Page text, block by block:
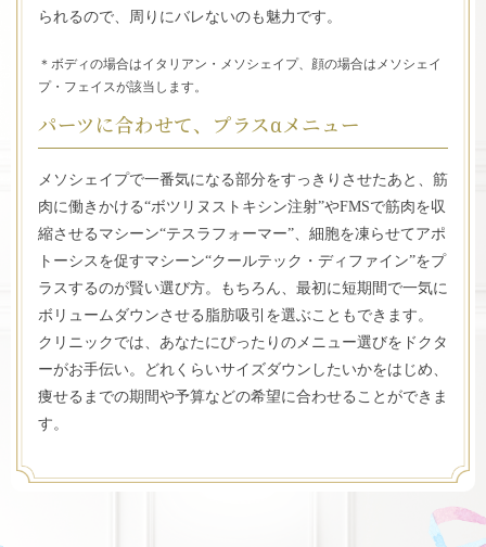
られるので、周りにバレないのも魅力です。
＊ボディの場合はイタリアン・メソシェイプ、顔の場合はメソシェイ
プ・フェイスが該当します。
パーツに合わせて、プラスαメニュー
メソシェイプで一番気になる部分をすっきりさせたあと、 筋
肉に働きかける“ボツリヌストキシン注射”やFMSで筋肉を収
縮させるマシーン“テスラフォーマー”、細胞を凍らせてアポ
トーシスを促すマシーン“クールテック・ディファイン”をプ
ラスするのが賢い選び方。もちろん、最初に短期間で一気に
ボリュームダウンさせる脂肪吸引を選ぶこともできます。
クリニックでは、あなたにぴったりのメニュー選びをドクタ
ーがお手伝い。どれくらいサイズダウンしたいかをはじめ、
痩せるまでの期間や予算などの希望に合わせることができま
す。